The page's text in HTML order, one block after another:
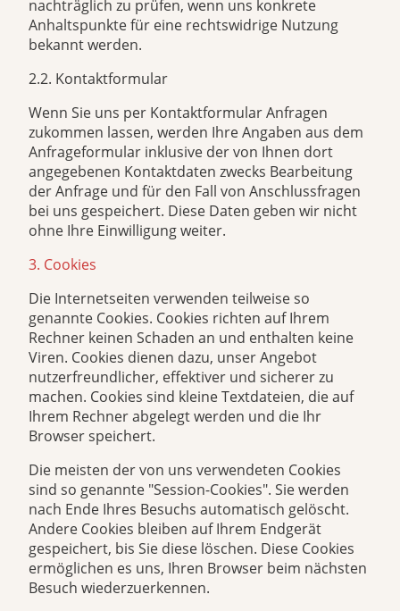
nachträglich zu prüfen, wenn uns konkrete
Anhaltspunkte für eine rechtswidrige Nutzung
bekannt werden.
2.2. Kontaktformular
Wenn Sie uns per Kontaktformular Anfragen
zukommen lassen, werden Ihre Angaben aus dem
Anfrageformular inklusive der von Ihnen dort
angegebenen Kontaktdaten zwecks Bearbeitung
der Anfrage und für den Fall von Anschlussfragen
bei uns gespeichert. Diese Daten geben wir nicht
ohne Ihre Einwilligung weiter.
3. Cookies
Die Internetseiten verwenden teilweise so
genannte Cookies. Cookies richten auf Ihrem
Rechner keinen Schaden an und enthalten keine
Viren. Cookies dienen dazu, unser Angebot
nutzerfreundlicher, effektiver und sicherer zu
machen. Cookies sind kleine Textdateien, die auf
Ihrem Rechner abgelegt werden und die Ihr
Browser speichert.
Die meisten der von uns verwendeten Cookies
sind so genannte "Session-Cookies". Sie werden
nach Ende Ihres Besuchs automatisch gelöscht.
Andere Cookies bleiben auf Ihrem Endgerät
gespeichert, bis Sie diese löschen. Diese Cookies
ermöglichen es uns, Ihren Browser beim nächsten
Besuch wiederzuerkennen.